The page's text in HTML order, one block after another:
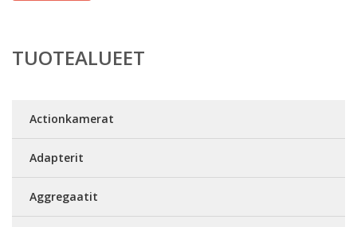
TUOTEALUEET
Actionkamerat
Adapterit
Aggregaatit